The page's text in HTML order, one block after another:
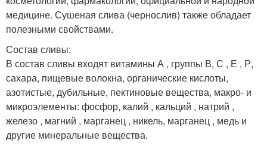
медицине. Сушеная слива (чернослив) также обладает
полезными свойствами.
Состав сливы:
В состав сливы входят витамины А , группы В, С , Е , Р,
сахара, пищевые волокна, органические кислоты,
азотистые, дубильные, пектиновые вещества, макро- и
микроэлементы: фосфор, калий , кальций , натрий ,
железо , магний , марганец , никель, марганец , медь и
другие минеральные вещества.